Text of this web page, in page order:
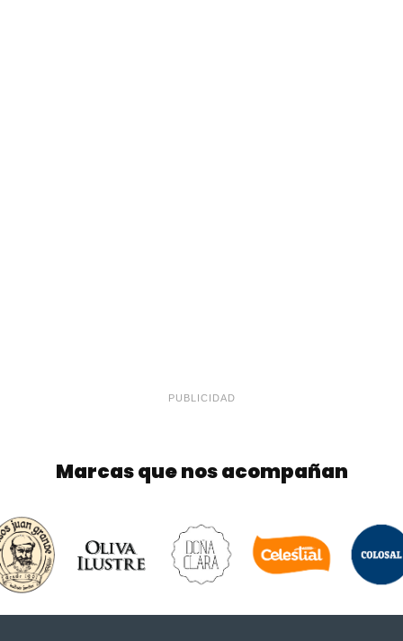
PUBLICIDAD
Marcas que nos acompañan